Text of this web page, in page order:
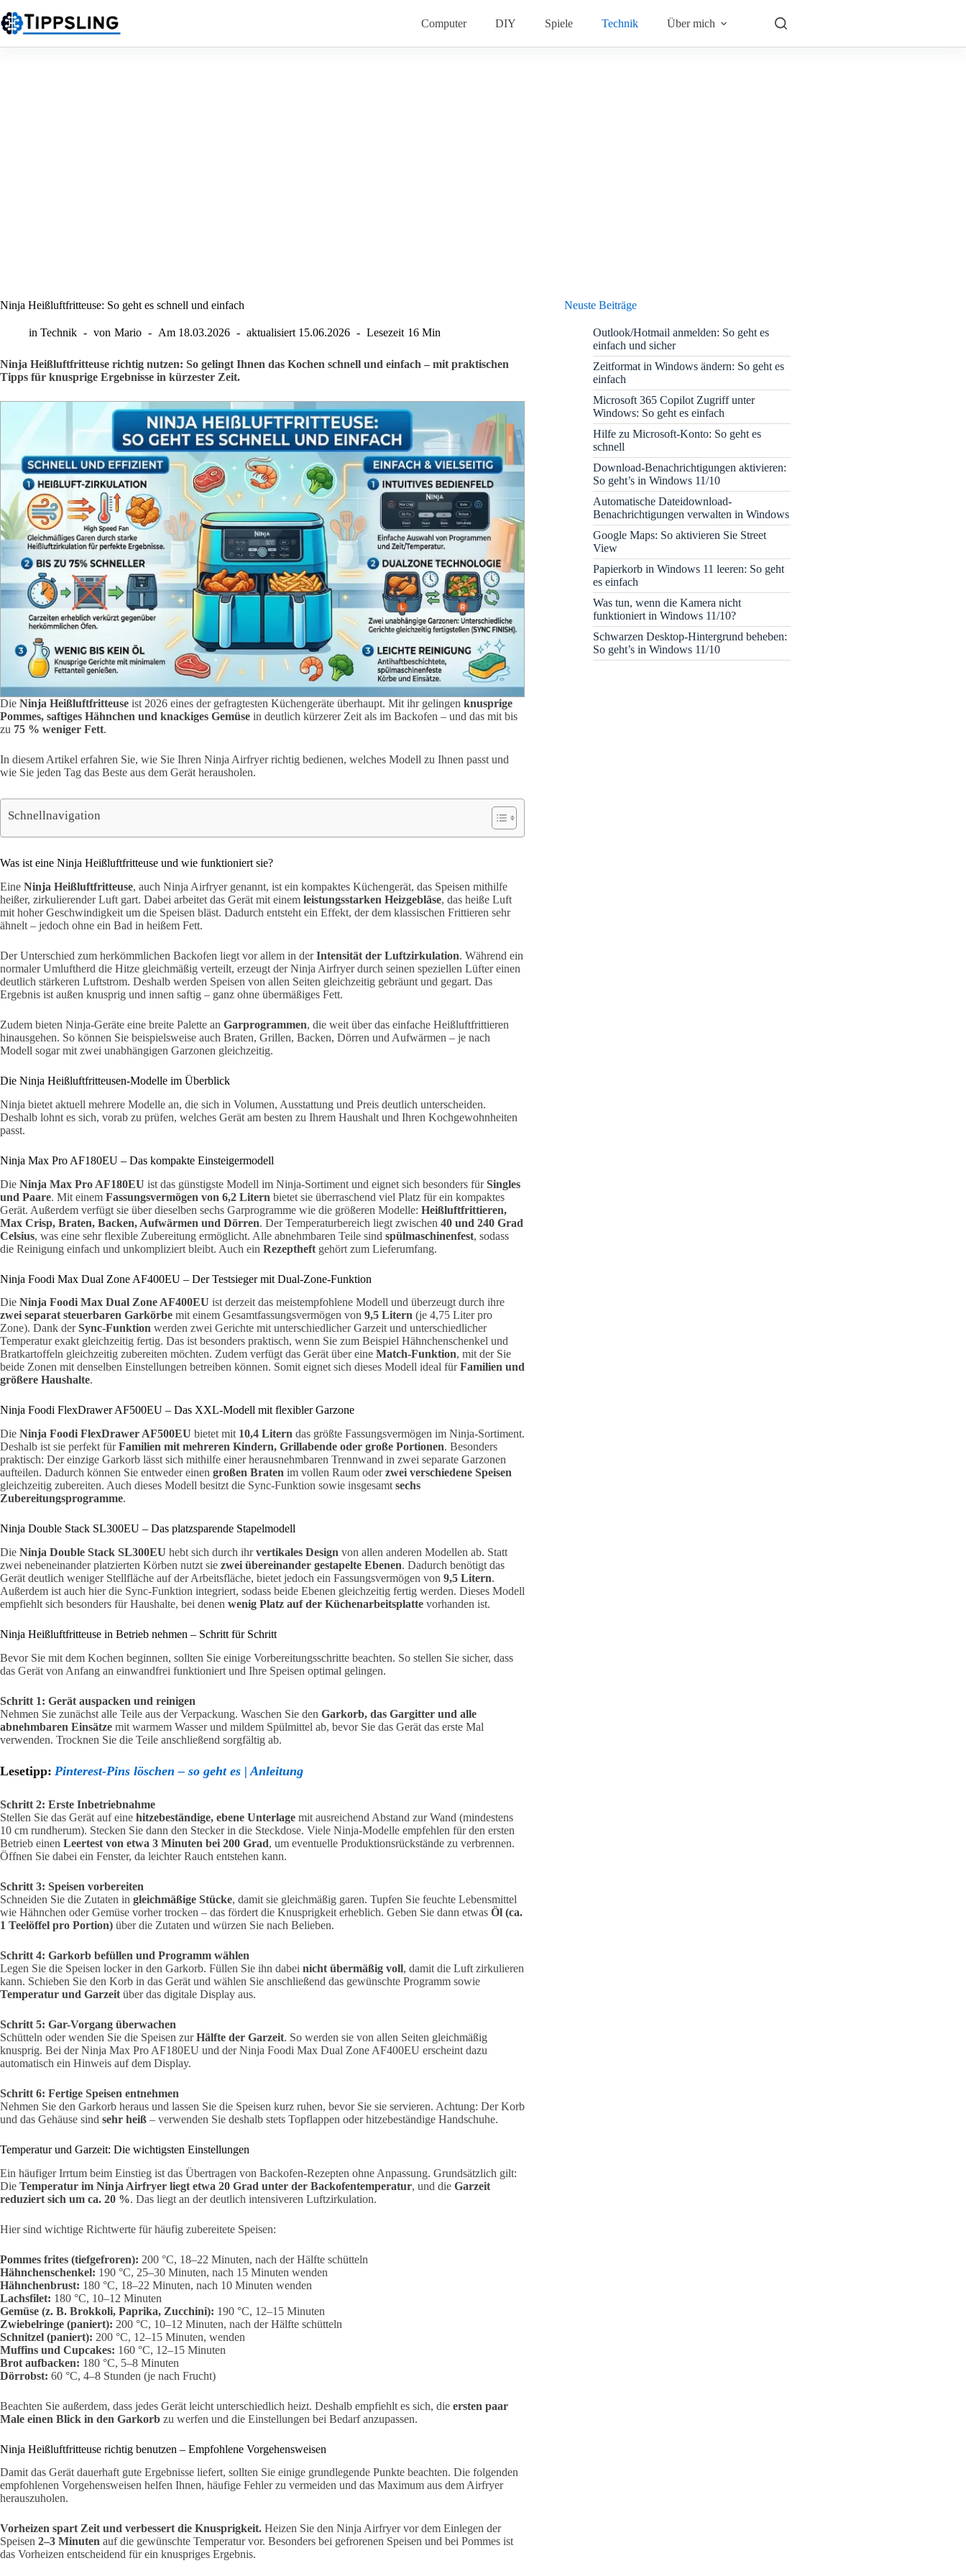
Inhalt
springen
Computer DIY Spiele Technik Über mich
Ninja Heißluftfritteuse: So geht es schnell und einfach
in Technik von Mario Am 18.03.2026 aktualisiert 15.06.2026 Lesezeit 16 Min
Ninja Heißluftfritteuse richtig nutzen: So gelingt Ihnen das Kochen schnell und einfach – mit praktischen
Tipps für knusprige Ergebnisse in kürzester Zeit.
Die Ninja Heißluftfritteuse ist 2026 eines der gefragtesten Küchengeräte überhaupt. Mit ihr gelingen knusprige
Pommes, saftiges Hähnchen und knackiges Gemüse in deutlich kürzerer Zeit als im Backofen – und das mit bis
zu 75 % weniger Fett.
In diesem Artikel erfahren Sie, wie Sie Ihren Ninja Airfryer richtig bedienen, welches Modell zu Ihnen passt und
wie Sie jeden Tag das Beste aus dem Gerät herausholen.
Schnellnavigation
Was ist eine Ninja Heißluftfritteuse und wie funktioniert sie?
Eine Ninja Heißluftfritteuse, auch Ninja Airfryer genannt, ist ein kompaktes Küchengerät, das Speisen mithilfe
heißer, zirkulierender Luft gart. Dabei arbeitet das Gerät mit einem leistungsstarken Heizgebläse, das heiße Luft
mit hoher Geschwindigkeit um die Speisen bläst. Dadurch entsteht ein Effekt, der dem klassischen Frittieren sehr
ähnelt – jedoch ohne ein Bad in heißem Fett.
Der Unterschied zum herkömmlichen Backofen liegt vor allem in derIntensität der Luftzirkulation. Während ein
normaler Umluftherd die Hitze gleichmäßig verteilt, erzeugt der Ninja Airfryer durch seinen speziellen Lüfter einen
deutlich stärkeren Luftstrom. Deshalb werden Speisen von allen Seiten gleichzeitig gebräunt und gegart. Das
Ergebnis ist außen knusprig und innen saftig – ganz ohne übermäßiges Fett.
Zudem bieten Ninja-Geräte eine breite Palette an Garprogrammen, die weit über das einfache Heißluftfrittieren
hinausgehen. So können Sie beispielsweise auch Braten, Grillen, Backen, Dörren und Aufwärmen – je nach
Modell sogar mit zwei unabhängigen Garzonen gleichzeitig.
Die Ninja Heißluftfritteusen-Modelle im Überblick
Ninja bietet aktuell mehrere Modelle an, die sich in Volumen, Ausstattung und Preis deutlich unterscheiden.
Deshalb lohnt es sich, vorab zu prüfen, welches Gerät am besten zu Ihrem Haushalt und Ihren Kochgewohnheiten
passt.
Ninja Max Pro AF180EU – Das kompakte Einsteigermodell
Die Ninja Max Pro AF180EU ist das günstigste Modell im Ninja-Sortiment und eignet sich besonders fürSingles
und Paare. Mit einem Fassungsvermögen von 6,2 Litern bietet sie überraschend viel Platz für ein kompaktes
Gerät. Außerdem verfügt sie über dieselben sechs Garprogramme wie die größeren Modelle: Heißluftfrittieren,
Max Crisp, Braten, Backen, Aufwärmen und Dörren. Der Temperaturbereich liegt zwischen 40 und 240 Grad
Celsius, was eine sehr flexible Zubereitung ermöglicht. Alle abnehmbaren Teile sind spülmaschinenfest, sodass
die Reinigung einfach und unkompliziert bleibt. Auch ein Rezeptheft gehört zum Lieferumfang.
Ninja Foodi Max Dual Zone AF400EU – Der Testsieger mit Dual-Zone-Funktion
Die Ninja Foodi Max Dual Zone AF400EU ist derzeit das meistempfohlene Modell und überzeugt durch ihre
zwei separat steuerbaren Garkörbe mit einem Gesamtfassungsvermögen von 9,5 Litern (je 4,75 Liter pro
Zone). Dank derSync-Funktion werden zwei Gerichte mit unterschiedlicher Garzeit und unterschiedlicher
Temperatur exakt gleichzeitig fertig. Das ist besonders praktisch, wenn Sie zum Beispiel Hähnchenschenkel und
Bratkartoffeln gleichzeitig zubereiten möchten. Zudem verfügt das Gerät über eine Match-Funktion, mit der Sie
beide Zonen mit denselben Einstellungen betreiben können. Somit eignet sich dieses Modell ideal fürFamilien und
größere Haushalte.
Ninja Foodi FlexDrawer AF500EU – Das XXL-Modell mit flexibler Garzone
Die Ninja Foodi FlexDrawer AF500EU bietet mit 10,4 Litern das größte Fassungsvermögen im Ninja-Sortiment.
Deshalb ist sie perfekt fürFamilien mit mehreren Kindern, Grillabende oder große Portionen. Besonders
praktisch: Der einzige Garkorb lässt sich mithilfe einer herausnehmbaren Trennwand in zwei separate Garzonen
aufteilen. Dadurch können Sie entweder einen großen Braten im vollen Raum oderzwei verschiedene Speisen
gleichzeitig zubereiten. Auch dieses Modell besitzt die Sync-Funktion sowie insgesamt sechs
Zubereitungsprogramme.
Ninja Double Stack SL300EU – Das platzsparende Stapelmodell
Die Ninja Double Stack SL300EU hebt sich durch ihrvertikales Design von allen anderen Modellen ab. Statt
zwei nebeneinander platzierten Körben nutzt sie zwei übereinander gestapelte Ebenen. Dadurch benötigt das
Gerät deutlich weniger Stellfläche auf der Arbeitsfläche, bietet jedoch ein Fassungsvermögen von 9,5 Litern.
Außerdem ist auch hier die Sync-Funktion integriert, sodass beide Ebenen gleichzeitig fertig werden. Dieses Modell
empfiehlt sich besonders für Haushalte, bei denen wenig Platz auf der Küchenarbeitsplatte vorhanden ist.
Ninja Heißluftfritteuse in Betrieb nehmen – Schritt für Schritt
Bevor Sie mit dem Kochen beginnen, sollten Sie einige Vorbereitungsschritte beachten. So stellen Sie sicher, dass
das Gerät von Anfang an einwandfrei funktioniert und Ihre Speisen optimal gelingen.
Schritt 1: Gerät auspacken und reinigen
Nehmen Sie zunächst alle Teile aus der Verpackung. Waschen Sie den Garkorb, das Gargitter und alle
abnehmbaren Einsätze mit warmem Wasser und mildem Spülmittel ab, bevor Sie das Gerät das erste Mal
verwenden. Trocknen Sie die Teile anschließend sorgfältig ab.
Lesetipp: Pinterest-Pins löschen – so geht es | Anleitung
Schritt 2: Erste Inbetriebnahme
Stellen Sie das Gerät auf eine hitzebeständige, ebene Unterlage mit ausreichend Abstand zur Wand (mindestens
10 cm rundherum). Stecken Sie dann den Stecker in die Steckdose. Viele Ninja-Modelle empfehlen für den ersten
Betrieb einen Leertest von etwa 3 Minuten bei 200 Grad, um eventuelle Produktionsrückstände zu verbrennen.
Öffnen Sie dabei ein Fenster, da leichter Rauch entstehen kann.
Schritt 3: Speisen vorbereiten
Schneiden Sie die Zutaten in gleichmäßige Stücke, damit sie gleichmäßig garen. Tupfen Sie feuchte Lebensmittel
wie Hähnchen oder Gemüse vorher trocken – das fördert die Knusprigkeit erheblich. Geben Sie dann etwas Öl (ca.
1 Teelöffel pro Portion) über die Zutaten und würzen Sie nach Belieben.
Schritt 4: Garkorb befüllen und Programm wählen
Legen Sie die Speisen locker in den Garkorb. Füllen Sie ihn dabei nicht übermäßig voll, damit die Luft zirkulieren
kann. Schieben Sie den Korb in das Gerät und wählen Sie anschließend das gewünschte Programm sowie
Temperatur und Garzeit über das digitale Display aus.
Schritt 5: Gar-Vorgang überwachen
Schütteln oder wenden Sie die Speisen zurHälfte der Garzeit. So werden sie von allen Seiten gleichmäßig
knusprig. Bei der Ninja Max Pro AF180EU und der Ninja Foodi Max Dual Zone AF400EU erscheint dazu
automatisch ein Hinweis auf dem Display.
Schritt 6: Fertige Speisen entnehmen
Nehmen Sie den Garkorb heraus und lassen Sie die Speisen kurz ruhen, bevor Sie sie servieren. Achtung: Der Korb
und das Gehäuse sind sehr heiß – verwenden Sie deshalb stets Topflappen oder hitzebeständige Handschuhe.
Temperatur und Garzeit: Die wichtigsten Einstellungen
Ein häufiger Irrtum beim Einstieg ist das Übertragen von Backofen-Rezepten ohne Anpassung. Grundsätzlich gilt:
Die Temperatur im Ninja Airfryer liegt etwa 20 Grad unter der Backofentemperatur, und die Garzeit
reduziert sich um ca. 20 %. Das liegt an der deutlich intensiveren Luftzirkulation.
Hier sind wichtige Richtwerte für häufig zubereitete Speisen:
Pommes frites (tiefgefroren): 200 °C, 18–22 Minuten, nach der Hälfte schütteln
Hähnchenschenkel: 190 °C, 25–30 Minuten, nach 15 Minuten wenden
Hähnchenbrust: 180 °C, 18–22 Minuten, nach 10 Minuten wenden
Lachsfilet: 180 °C, 10–12 Minuten
Gemüse (z. B. Brokkoli, Paprika, Zucchini): 190 °C, 12–15 Minuten
Zwiebelringe (paniert): 200 °C, 10–12 Minuten, nach der Hälfte schütteln
Schnitzel (paniert): 200 °C, 12–15 Minuten, wenden
Muffins und Cupcakes: 160 °C, 12–15 Minuten
Brot aufbacken: 180 °C, 5–8 Minuten
Dörrobst: 60 °C, 4–8 Stunden (je nach Frucht)
Beachten Sie außerdem, dass jedes Gerät leicht unterschiedlich heizt. Deshalb empfiehlt es sich, die ersten paar
Male einen Blick in den Garkorb zu werfen und die Einstellungen bei Bedarf anzupassen.
Ninja Heißluftfritteuse richtig benutzen – Empfohlene Vorgehensweisen
Damit das Gerät dauerhaft gute Ergebnisse liefert, sollten Sie einige grundlegende Punkte beachten. Die folgenden
empfohlenen Vorgehensweisen helfen Ihnen, häufige Fehler zu vermeiden und das Maximum aus dem Airfryer
herauszuholen.
Vorheizen spart Zeit und verbessert die Knusprigkeit. Heizen Sie den Ninja Airfryer vor dem Einlegen der
Speisen 2–3 Minuten auf die gewünschte Temperatur vor. Besonders bei gefrorenen Speisen und bei Pommes ist
das Vorheizen entscheidend für ein knuspriges Ergebnis.
Neuste Beiträge
Outlook/Hotmail anmelden: So geht es
einfach und sicher
Zeitformat in Windows ändern: So geht es
einfach
Microsoft 365 Copilot Zugriff unter
Windows: So geht es einfach
Hilfe zu Microsoft-Konto: So geht es
schnell
Download-Benachrichtigungen aktivieren:
So geht’s in Windows 11/10
Automatische Dateidownload-
Benachrichtigungen verwalten in Windows
Google Maps: So aktivieren Sie Street
View
Papierkorb in Windows 11 leeren: So geht
es einfach
Was tun, wenn die Kamera nicht
funktioniert in Windows 11/10?
Schwarzen Desktop-Hintergrund beheben:
So geht’s in Windows 11/10